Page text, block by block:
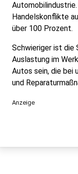
Handelskonflikte
über 100 Prozent.
Schwieriger ist die
Auslastung im
Autos sein, die bei
und
Anzeige